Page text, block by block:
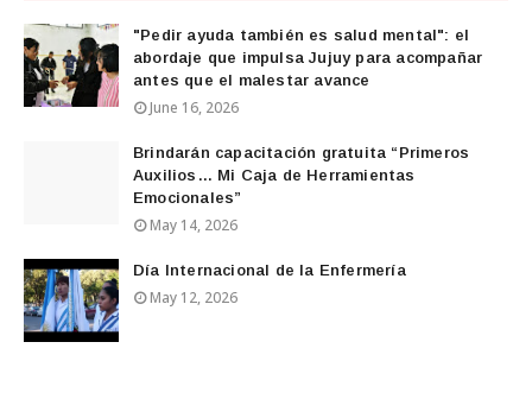
"Pedir ayuda también es salud mental": el
abordaje que impulsa Jujuy para acompañar
antes que el malestar avance
June 16, 2026
Brindarán capacitación gratuita “Primeros
Auxilios… Mi Caja de Herramientas
Emocionales”
May 14, 2026
Día Internacional de la Enfermería
May 12, 2026